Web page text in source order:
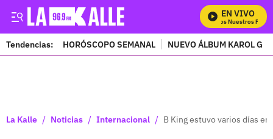
EN VIVO
Mira Todos Nuestros
Tendencias: HORÓSCOPO SEMANAL NUEVO ÁLBUM KAROL G
La Kalle / Noticias / Internacional / B King estuvo varios días